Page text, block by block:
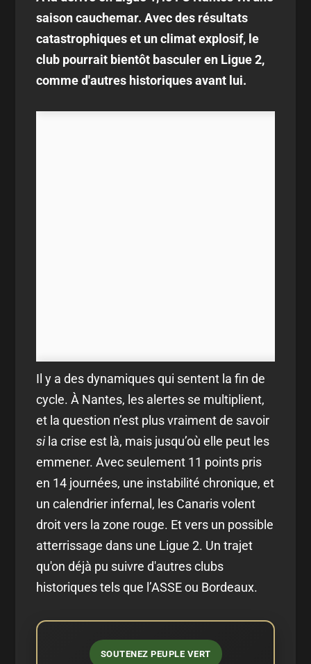
saison cauchemar. Avec des résultats
catastrophiques et un climat explosif, le
club pourrait bientôt basculer en Ligue 2,
comme d'autres historiques avant lui.
Il y a des dynamiques qui sentent la fin de
cycle. À Nantes, les alertes se multiplient,
et la question n’est plus vraiment de savoir
sila crise est là, mais jusqu’où elle peut les
emmener. Avec seulement 11 points pris
en 14 journées, une instabilité chronique, et
un calendrier infernal, les Canaris volent
droit vers la zone rouge. Et vers un possible
atterrissage dans une Ligue 2. Un trajet
qu'on déjà pu suivre d'autres clubs
historiques tels que l’ASSE ou Bordeaux.
SOUTENEZ PEUPLE VERT